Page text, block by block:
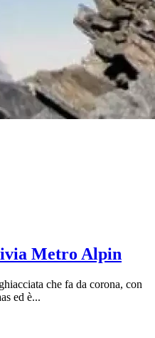
Metro Alpin
che fa da corona, con
ed è...